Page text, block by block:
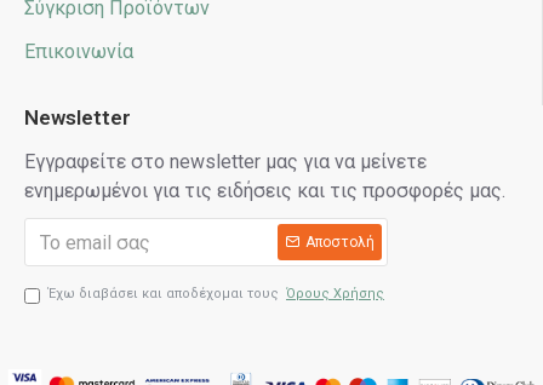
Σύγκριση Προϊόντων
Επικοινωνία
Newsletter
Εγγραφείτε στο newsletter μας για να μείνετε
ενημερωμένοι για τις ειδήσεις και τις προσφορές μας.
Αποστολή
Έχω διαβάσει και αποδέχομαι τους Όρους Χρήσης